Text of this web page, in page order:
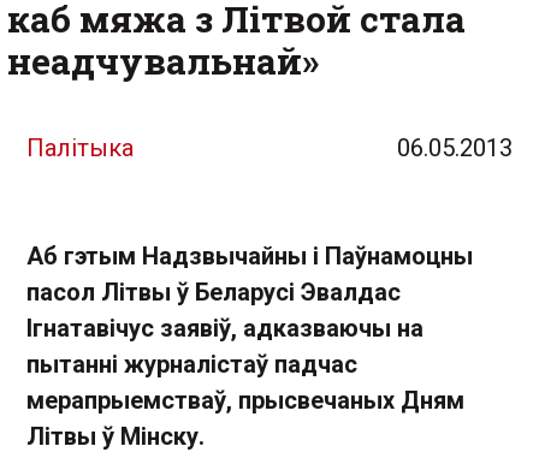
каб мяжа з Літвой стала
неадчувальнай»
Палітыка 06.05.2013
Аб гэтым Надзвычайны і Паўнамоцны
пасол Літвы ў Беларусі Эвалдас
Ігнатавічус заявіў, адказваючы на
пытанні журналістаў падчас
мерапрыемстваў, прысвечаных Дням
Літвы ў Мінску.